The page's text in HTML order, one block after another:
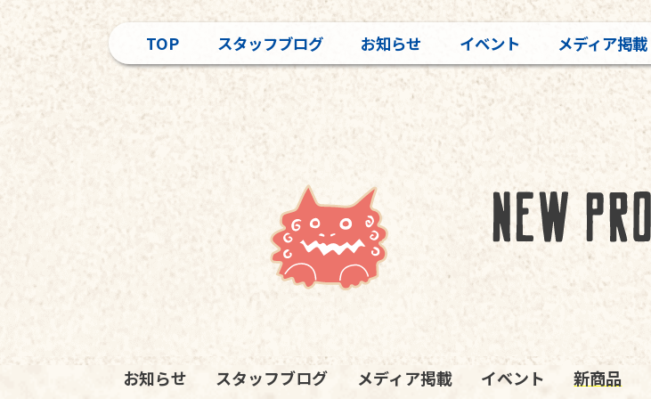
TOP スタッフブログ お知らせ イベント メディア掲載
お知らせ スタッフブログ メディア掲載 イベント 新商品